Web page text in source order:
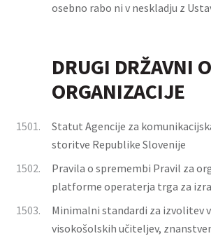
osebno rabo ni v neskladju z
DRUGI DRŽAVNI
ORGANIZACIJE
1501.
Statut Agencije za
storitve Republike Slovenije
1502.
Pravila o spremembi Pravil za
platforme operaterja trga za
1503.
Minimalni standardi za izvolitev
visokošolskih učiteljev,